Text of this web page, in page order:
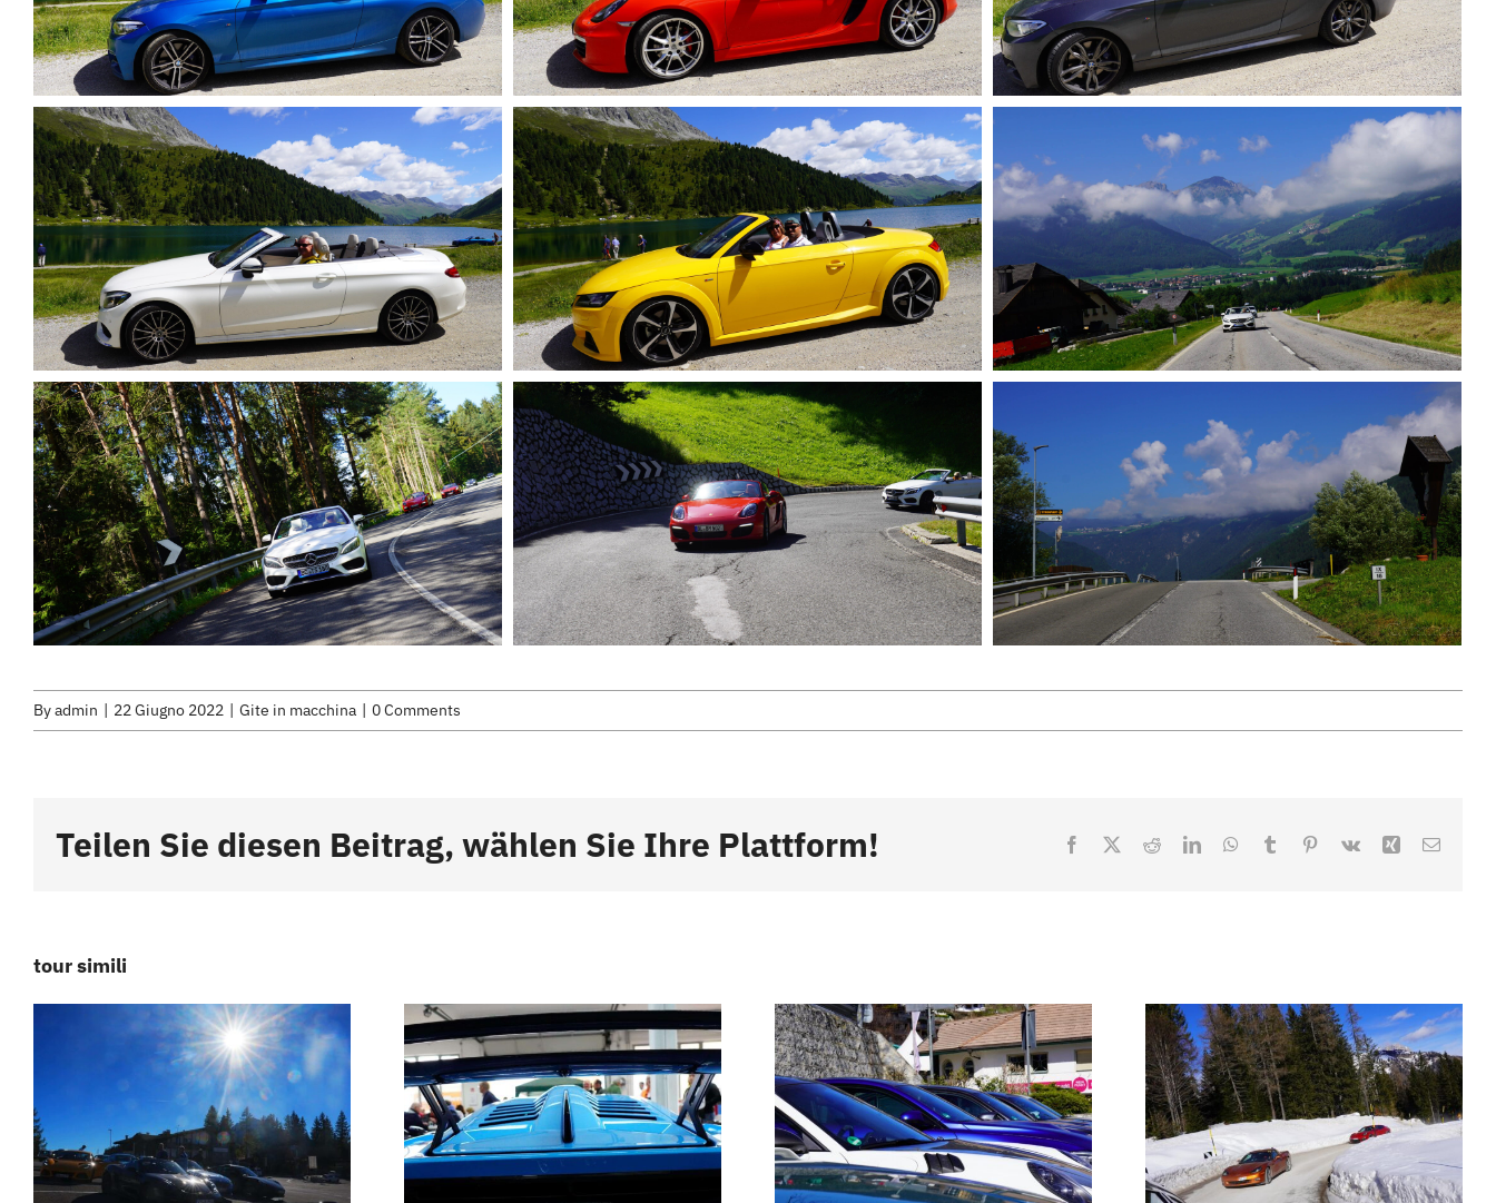
Byadmin | 22 Giugno 2022 | Gite in macchina | 0 Comments
Teilen Sie diesen Beitrag, wählen Sie Ihre Plattform! Facebook RedditLinkedInWhatsApp
Tumblr Pinterest
Vk Xing Email
tour simili
Colazione
Weisswurst –
Tour delle
Dolomiti
La regione della
Ruhr ospite dei
tour delle
Dolomiti
Tour della neve
2
Tour di Trientna
2025